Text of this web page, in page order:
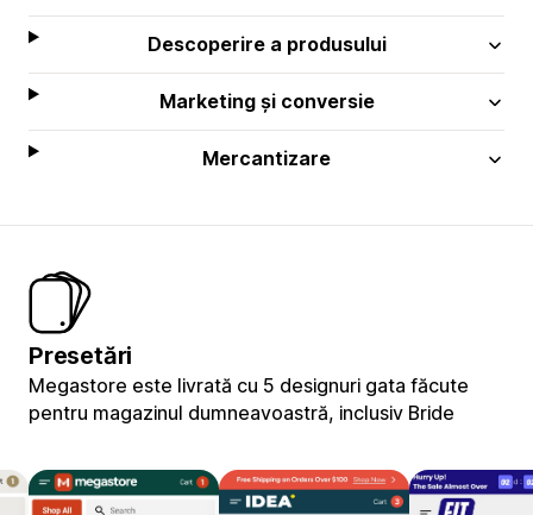
Descoperire a produsului
Marketing și conversie
Mercantizare
Presetări
Megastore este livrată cu 5 designuri gata făcute
pentru magazinul dumneavoastră, inclusiv Bride